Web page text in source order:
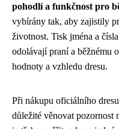
pohodlí a funkčnost pro
vybírány tak, aby zajistily
životnost. Tisk jména a
odolávají praní a běžnému
hodnoty a vzhledu dresu.
Při nákupu oficiálního
důležité věnovat pozornost